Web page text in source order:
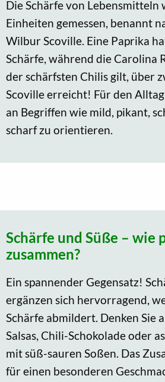
Die Schärfe von Lebensmitteln
Einheiten gemessen, benannt
Wilbur Scoville. Eine Paprika
Schärfe, während die Carolina
der schärfsten Chilis gilt, über
Scoville erreicht! Für den
an Begriffen wie mild, pikant,
scharf zu orientieren.
Schärfe und Süße – wie
zusammen?
Ein spannender Gegensatz!
ergänzen sich hervorragend,
Schärfe abmildert. Denken Sie
Salsas, Chili-Schokolade oder
mit süß-sauren Soßen. Das
für einen besonderen